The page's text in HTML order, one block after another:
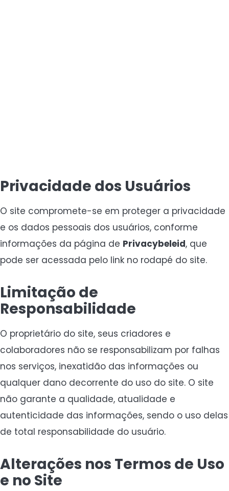
Privacidade dos Usuários
O site compromete-se em proteger a privacidade
e os dados pessoais dos usuários, conforme
informações da página de Privacybeleid, que
pode ser acessada pelo link no rodapé do site.
Limitação de
Responsabilidade
O proprietário do site, seus criadores e
colaboradores não se responsabilizam por falhas
nos serviços, inexatidão das informações ou
qualquer dano decorrente do uso do site. O site
não garante a qualidade, atualidade e
autenticidade das informações, sendo o uso delas
de total responsabilidade do usuário.
Alterações nos Termos de Uso
e no Site